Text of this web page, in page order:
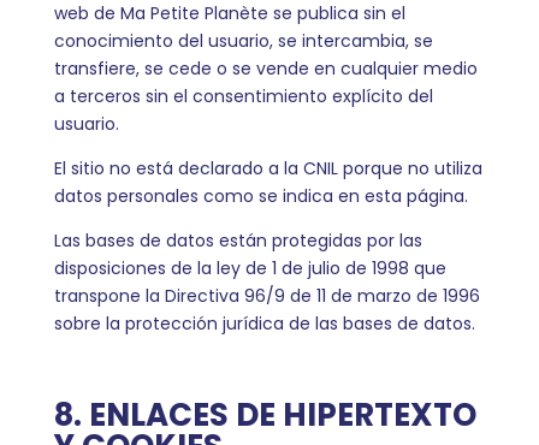
web de Ma Petite Planète se publica sin el
conocimiento del usuario, se intercambia, se
transfiere, se cede o se vende en cualquier medio
a terceros sin el consentimiento explícito del
usuario.
El sitio no está declarado a la CNIL porque no utiliza
datos personales como se indica en esta página.
Las bases de datos están protegidas por las
disposiciones de la ley de 1 de julio de 1998 que
transpone la Directiva 96/9 de 11 de marzo de 1996
sobre la protección jurídica de las bases de datos.
8. ENLACES DE HIPERTEXTO